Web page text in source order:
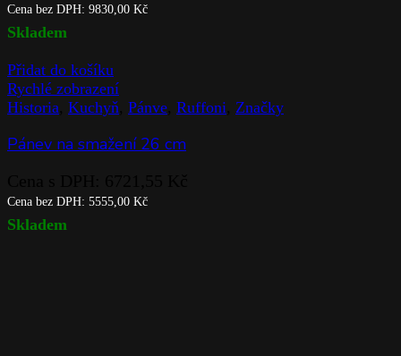
Cena bez DPH: 9830,00 Kč
Skladem
Přidat do košíku
Rychlé zobrazení
Historia Kuchyň Pánve Ruffoni Značky
Pánev na smažení 26 cm
Cena bez DPH: 5555,00 Kč
Skladem